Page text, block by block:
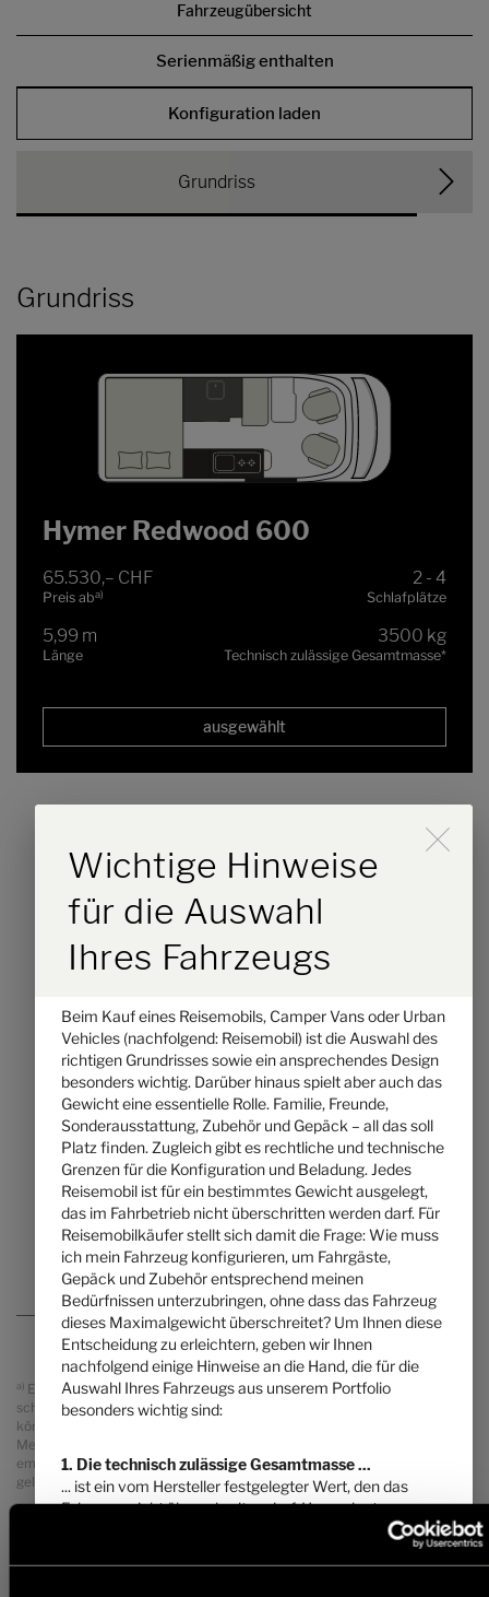
Fahrzeugübersicht
Serienmäßig enthalten
Konfiguration laden
Grundriss
Grundriss
Hymer Redwood 600
65.530,– CHF
Preis aba)
2 - 4
Schlafplätze
5,99 m
Länge
3500 kg
Technisch zulässige Gesamtmasse*
ausgewählt
Hymer Redwood 601
65.530,– CHF
Preis aba)
2 - 4
Schlafplätze
5,99 m
Länge
3500 kg
Technisch zulässige Gesamtmasse
Grundriss auswählen
a) Es handelt sich um eine unverbindliche Preisempfehlung, die auf den
schweizerischen Verkaufspreisen basiert. Preise in anderen Ländern
können aufgrund der Währungsumrechnung und der länderspezifischen
Mehrwertsteuer, Gebühren und Einfuhrzölle abweichen. Daher wird
empfohlen, einen örtlichen Händler nach den für das jeweilige Land
geltenden Preisen zu fragen, um den aktuellsten Stand zu erfahren.
* Bei der angegebenen Masse in fahrbereitem Zustand handelt es sich
um einen im Typgenehmigungsverfahren festgelegten Standardwert.
Durch Scrolling wird der
Wichtige Hinweise
für die Auswahl
Ihres Fahrzeugs
Beim Kauf eines Reisemobils, Camper Vans oder Urban
Vehicles (nachfolgend: Reisemobil) ist die Auswahl des
richtigen Grundrisses sowie ein ansprechendes Design
besonders wichtig. Darüber hinaus spielt aber auch das
Gewicht eine essentielle Rolle. Familie, Freunde,
Sonderausstattung, Zubehör und Gepäck – all das soll
Platz finden. Zugleich gibt es rechtliche und technische
Grenzen für die Konfiguration und Beladung. Jedes
Reisemobil ist für ein bestimmtes Gewicht ausgelegt,
das im Fahrbetrieb nicht überschritten werden darf. Für
Reisemobilkäufer stellt sich damit die Frage: Wie muss
ich mein Fahrzeug konfigurieren, um Fahrgäste,
Gepäck und Zubehör entsprechend meinen
Bedürfnissen unterzubringen, ohne dass das Fahrzeug
dieses Maximalgewicht überschreitet? Um Ihnen diese
Entscheidung zu erleichtern, geben wir Ihnen
nachfolgend einige Hinweise an die Hand, die für die
Auswahl Ihres Fahrzeugs aus unserem Portfolio
besonders wichtig sind:
1. Die technisch zulässige Gesamtmasse ...
... ist ein vom Hersteller festgelegter Wert, den das
Fahrzeug nicht überschreiten darf. Hymer legt
grundrissbezogen eine Obergrenze für das Fahrzeug
fest, welche von Grundriss zu Grundriss variieren kann